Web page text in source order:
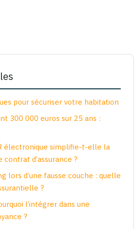
pour sécuriser votre habitation
300 000 euros sur 25 ans :
électronique simplifie-t-elle la
d’assurance ?
lors d’une fausse couche : quelle
?
l’intégrer dans une
?